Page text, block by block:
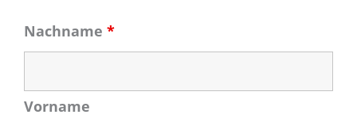
Nachname *
Vorname